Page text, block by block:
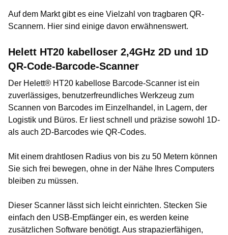
Auf dem Markt gibt es eine Vielzahl von tragbaren QR-
Scannern. Hier sind einige davon erwähnenswert.
Helett HT20 kabelloser 2,4GHz 2D und 1D
QR-Code-Barcode-Scanner
Der Helett® HT20 kabellose Barcode-Scanner ist ein
zuverlässiges, benutzerfreundliches Werkzeug zum
Scannen von Barcodes im Einzelhandel, in Lagern, der
Logistik und Büros. Er liest schnell und präzise sowohl 1D-
als auch 2D-Barcodes wie QR-Codes.
Mit einem drahtlosen Radius von bis zu 50 Metern können
Sie sich frei bewegen, ohne in der Nähe Ihres Computers
bleiben zu müssen.
Dieser Scanner lässt sich leicht einrichten. Stecken Sie
einfach den USB-Empfänger ein, es werden keine
zusätzlichen Software benötigt. Aus strapazierfähigen,